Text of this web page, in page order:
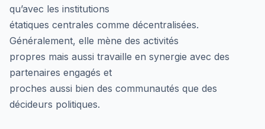
qu’avec les institutions
étatiques centrales comme décentralisées.
Généralement, elle mène des activités
propres mais aussi travaille en synergie avec des
partenaires engagés et
proches aussi bien des communautés que des
décideurs politiques.